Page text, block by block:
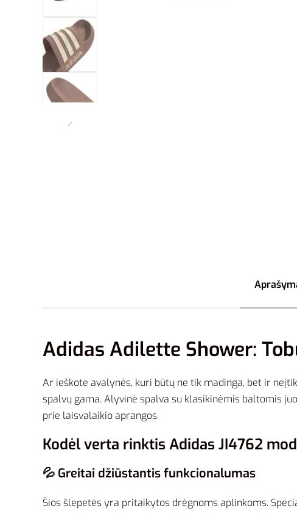
Adidas Adilette Shower:
Ar ieškote avalynės, kuri būtų ne tik madinga, bet ir
spalvų gama. Alyvinė spalva su klasikinėmis baltomis
prie laisvalaikio aprangos.
Kodėl verta rinktis Adidas JI4762
💦 Greitai džiūstantis funkcionalumas
Šios šlepetės yra pritaikytos drėgnoms aplinkoms.